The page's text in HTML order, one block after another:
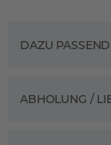
DAZU
ABHOLUNG /